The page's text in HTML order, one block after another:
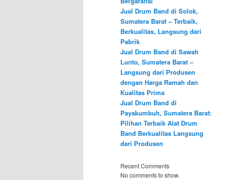
Jual Drum Band di Solok,
Sumatera Barat – Terbaik,
Berkualitas, Langsung dari
Pabrik
Jual Drum Band di Sawah
Lunto, Sumatera Barat –
Langsung dari Produsen
dengan Harga Ramah dan
Kualitas Prima
Jual Drum Band di
Payakumbuh, Sumatera Barat:
Pilihan Terbaik Alat Drum
Band Berkualitas Langsung
dari Produsen
Recent Comments
No comments to show.